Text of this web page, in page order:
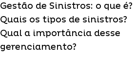
Gestão de Sinistros: o que é?
Quais os tipos de sinistros?
Qual a importância desse
gerenciamento?